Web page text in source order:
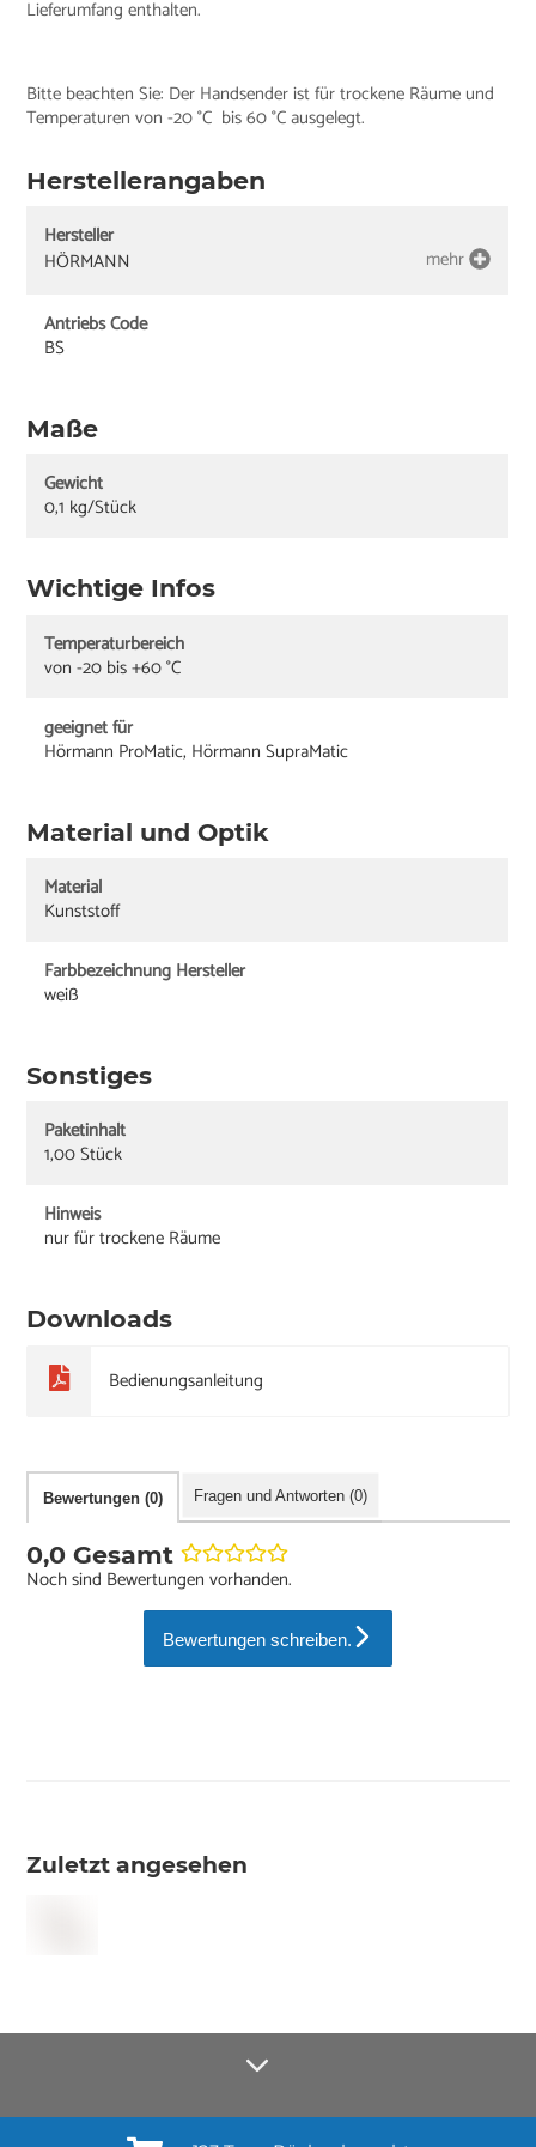
Lieferumfang enthalten.
Bitte beachten Sie: Der Handsender ist für trockene Räume und
Temperaturen von -20 °C bis 60 °C ausgelegt.
Herstellerangaben
Hersteller
HÖRMANN
mehr
Antriebs Code
BS
Maße
Gewicht
0,1 kg/Stück
Wichtige Infos
Temperaturbereich
von -20 bis +60 °C
geeignet für
Hörmann ProMatic, Hörmann SupraMatic
Material und Optik
Material
Kunststoff
Farbbezeichnung Hersteller
weiß
Sonstiges
Paketinhalt
1,00 Stück
Hinweis
nur für trockene Räume
Downloads
Bedienungsanleitung
Bewertungen (0) Fragen und Antworten (0)
0,0 Gesamt
Noch sind Bewertungen vorhanden.
Bewertungen schreiben.
Zuletzt angesehen